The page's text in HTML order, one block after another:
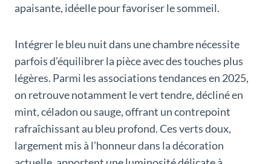
apaisante, idéelle pour favoriser le sommeil.
Intégrer le bleu nuit dans une chambre nécessite
parfois d’équilibrer la pièce avec des touches plus
légères. Parmi les associations tendances en 2025,
on retrouve notamment le vert tendre, décliné en
mint, céladon ou sauge, offrant un contrepoint
rafraîchissant au bleu profond. Ces verts doux,
largement mis à l’honneur dans la décoration